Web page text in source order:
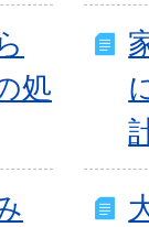
処